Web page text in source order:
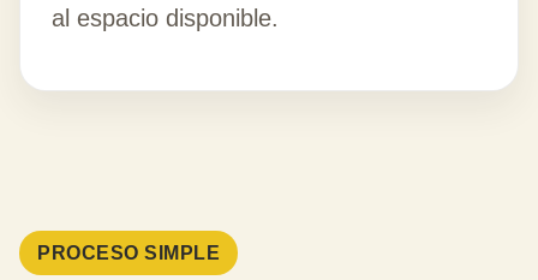
al espacio disponible.
PROCESO SIMPLE